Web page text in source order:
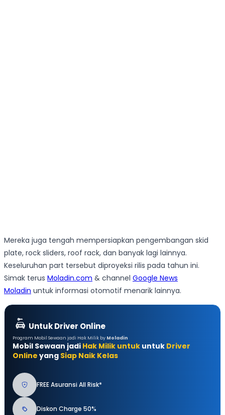
Mereka juga tengah mempersiapkan pengembangan skid
plate, rock sliders, roof rack, dan banyak lagi lainnya.
Keseluruhan part tersebut diproyeksi rilis pada tahun ini.
Simak terus Moladin.com & channel Google News
Moladin untuk informasi otomotif menarik lainnya.
Untuk Driver Online
Program Mobil Sewaan jadi Hak Milik by Moladin
Mobil Sewaan jadi Hak Milik untuk untuk Driver
Online yang Siap Naik Kelas
FREE Asuransi All Risk*
Diskon Charge 50%